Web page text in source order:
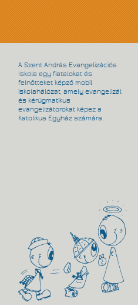
A Szent András Evangelizációs
Iskola egy fiatalokat és
felnőtteket képző mobil
iskolahálózat, amely evangelizál
és kérügmatikus
evangelizátorokat képez a
Katolikus Egyház számára.